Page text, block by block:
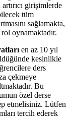
girişimlerde
tüm
sağlamakta,
oynamaktadır.
en az 10 yıl
kesinlikle
ders
çekmeye
Bu
özel derse
etmelisiniz. Lütfen
tercih ederek